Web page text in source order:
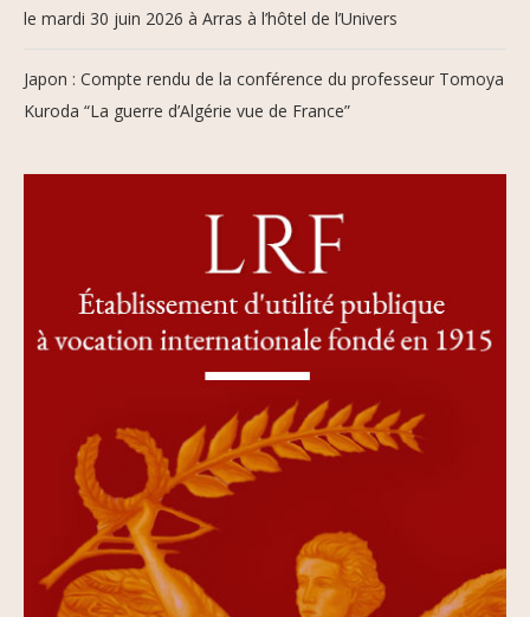
le mardi 30 juin 2026 à Arras à l’hôtel de l’Univers
Japon : Compte rendu de la conférence du professeur Tomoya
Kuroda “La guerre d’Algérie vue de France”